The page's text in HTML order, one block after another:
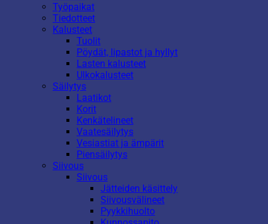
Työpaikat
Tiedotteet
Kalusteet
Tuolit
Pöydät, lipastot ja hyllyt
Lasten kalusteet
Ulkokalusteet
Säilytys
Laatikot
Korit
Kenkätelineet
Vaatesäilytys
Vesiastiat ja ämpärit
Piensäilytys
Siivous
Siivous
Jätteiden käsittely
Siivousvälineet
Pyykkihuolto